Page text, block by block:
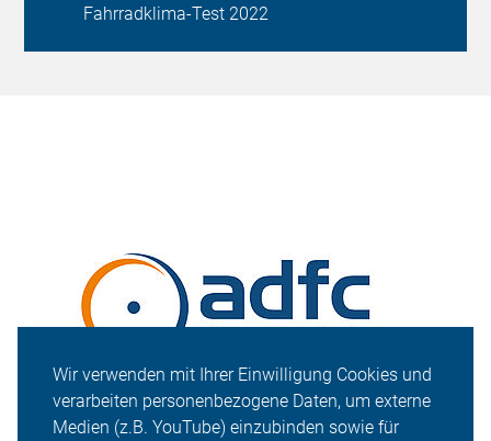
Wir verwenden mit Ihrer Einwilligung Cookies und
verarbeiten personenbezogene Daten, um externe
Medien (z.B. YouTube) einzubinden sowie für
Fahrradklima-Test 2022